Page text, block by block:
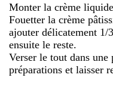
Monter la crème
Fouetter la crème
ajouter délicatement 1/
ensuite le reste.
Verser le tout dans
préparations et laisser